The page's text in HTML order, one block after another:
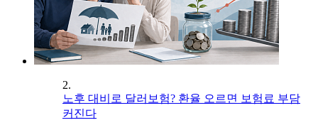
2.
노후 대비로 달러보험? 환율 오르면 보험료 부담
커진다